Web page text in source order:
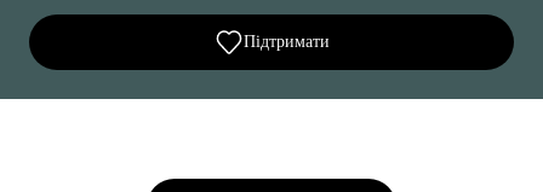
Підтримати